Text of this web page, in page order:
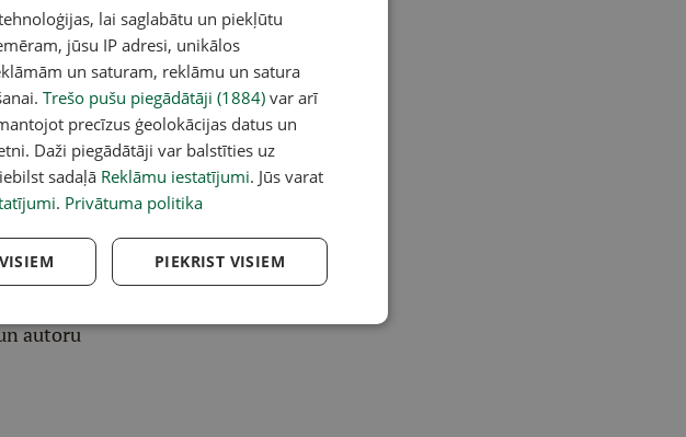
Instagram
redaktora
autoru
lai saglabātu un piekļūtu
jūsu IP adresi, unikālos
un saturam, reklāmu un satura
Trešo pušu piegādātāji (1884) var arī
precīzus ģeolokācijas datus un
Daži piegādātāji var balstīties uz
sadaļā Reklāmu iestatījumi. Jūs varat
. Privātuma politika
PIEKRIST VISIEM